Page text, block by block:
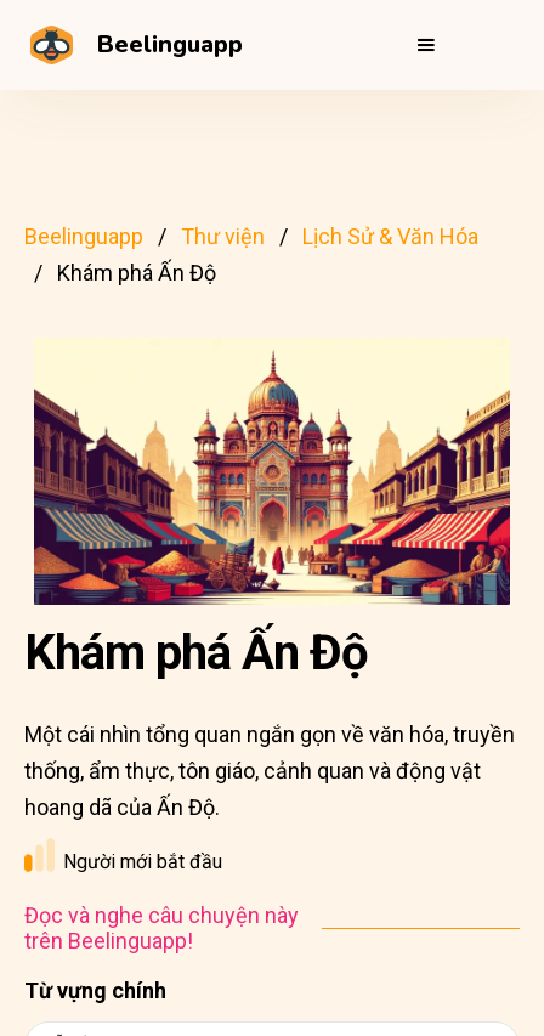
Beelinguapp
Beelinguapp Thư viện
Lịch Sử & Văn Hóa
Khám phá Ấn Độ
Từ vựng chính
Khám phá Ấn Độ
Một cái nhìn tổng quan ngắn gọn về văn hóa, truyền
thống, ẩm thực, tôn giáo, cảnh quan và động vật
hoang dã của Ấn Độ.
Người mới bắt đầu
Đọc và nghe câu chuyện này
trên Beelinguapp!